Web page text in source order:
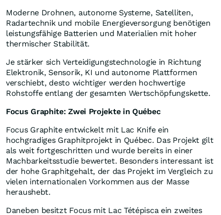
Moderne Drohnen, autonome Systeme, Satelliten,
Radartechnik und mobile Energieversorgung benötigen
leistungsfähige Batterien und Materialien mit hoher
thermischer Stabilität.
Je stärker sich Verteidigungstechnologie in Richtung
Elektronik, Sensorik, KI und autonome Plattformen
verschiebt, desto wichtiger werden hochwertige
Rohstoffe entlang der gesamten Wertschöpfungskette.
Focus Graphite: Zwei Projekte in Québec
Focus Graphite entwickelt mit Lac Knife ein
hochgradiges Graphitprojekt in Québec. Das Projekt gilt
als weit fortgeschritten und wurde bereits in einer
Machbarkeitsstudie bewertet. Besonders interessant ist
der hohe Graphitgehalt, der das Projekt im Vergleich zu
vielen internationalen Vorkommen aus der Masse
heraushebt.
Daneben besitzt Focus mit Lac Tétépisca ein zweites